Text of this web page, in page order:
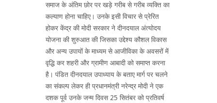
समाज के अंतिम छोर पर खड़े गरीब से गरीब व्यक्ति का
कल्याण होना चाहिए। उनके इसी विचार से प्रेरित
होकर केंद्र की मोदी सरकार ने दीनदयाल अंत्योदय
योजना की शुरुआत की जिसका उद्देश्य कौशल विकास
और अन्य उपायों के माध्यम से आजीविका के अवसरों में
वृद्धि कर शहरी और ग्रामीण आबादी को समाप्त करना
है। पंडित दीनदयाल उपाध्याय के बताए मार्ग पर चलने
का संकल्प लेकर ही प्रधानमंत्री नरेन्द्र मोदी ने एक
दशक पूर्व उनके जन्म दिवस 25 सितंबर को प्रतिवर्ष